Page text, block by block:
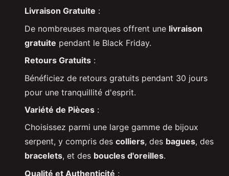
Livraison Gratuite :
De nombreuses marques offrent une livraison
gratuite pendant le Black Friday.
Retours Gratuits :
Bénéficiez de retours gratuits pendant 30 jours
pour une tranquillité d'esprit.
Variété de Pièces :
Choisissez parmi une large gamme de bijoux
serpent, y compris des colliers, des bagues, des
bracelets, et des boucles d'oreilles.
Qualité et Authenticité :